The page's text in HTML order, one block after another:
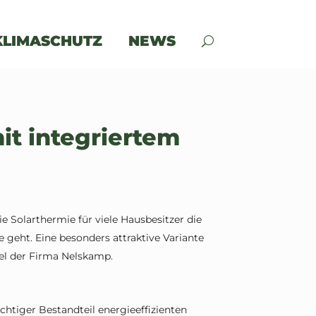
NEWS
integriertem
Solarthermie für viele Hausbesitzer die
geht. Eine besonders attraktive Variante
der Firma Nelskamp.
Bestandteil energieeffizienten